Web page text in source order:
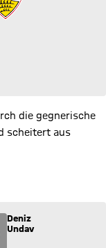
die gegnerische
scheitert aus
Undav (26) ins
Deniz
Undav